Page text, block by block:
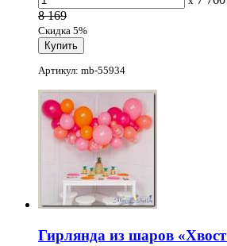
8 169
Скидка 5%
Артикул: mb-55934
Гирлянда из шаров